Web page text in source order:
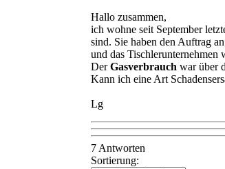
Hallo zusammen,
ich wohne seit September
sind. Sie haben den Auftrag
und das Tischlerunternehmen
DerGasverbrauch war über
Kann ich eine Art
Lg
7 Antworten
Sortierung: